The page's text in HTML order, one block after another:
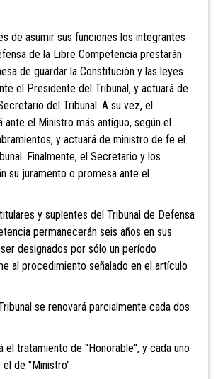
de asumir sus funciones los integrantes
de la Libre Competencia prestarán
de guardar la Constitución y las leyes
el Presidente del Tribunal, y actuará de
del Tribunal. A su vez, el
ante el Ministro más antiguo, según el
y actuará de ministro de fe el
Finalmente, el Secretario y los
su juramento o promesa ante el
y suplentes del Tribunal de Defensa
permanecerán seis años en sus
designados por sólo un período
al procedimiento señalado en el artículo
se renovará parcialmente cada dos
el tratamiento de "Honorable", y cada uno
de "Ministro".